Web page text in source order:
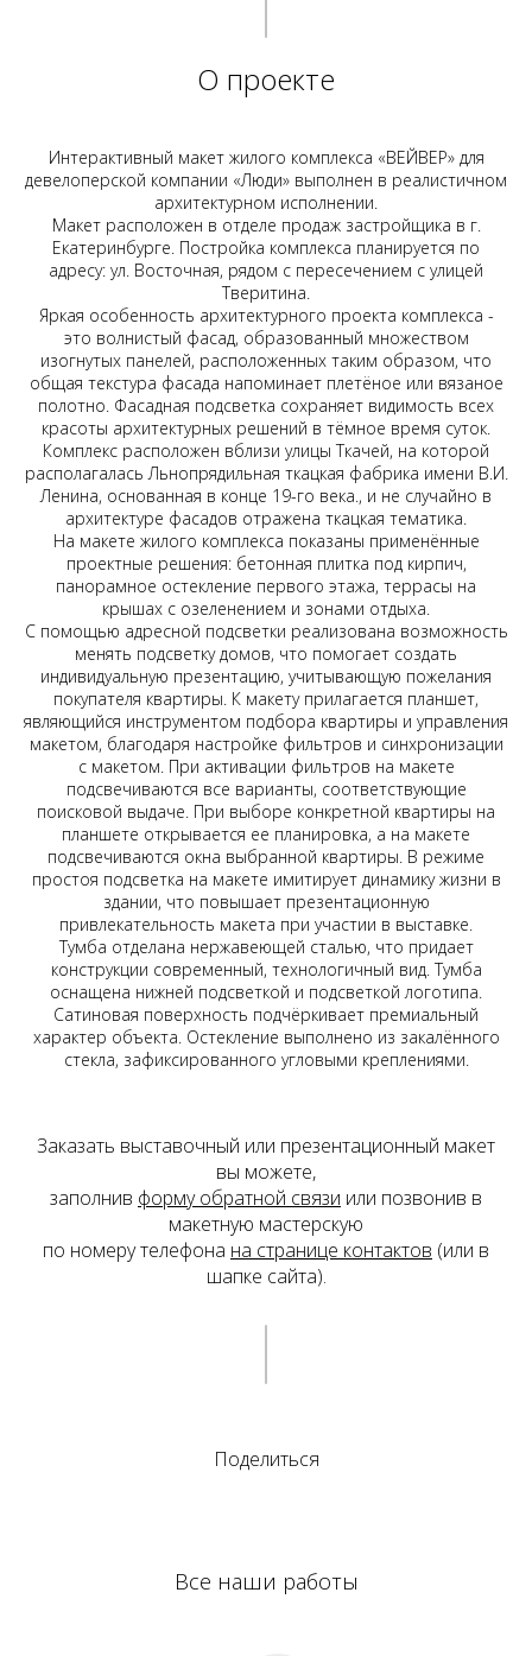
О проекте
Интерактивный макет жилого комплекса «ВЕЙВЕР» для
девелоперской компании «Люди» выполнен в реалистичном
архитектурном исполнении.
Макет расположен в отделе продаж застройщика в г.
Екатеринбурге. Постройка комплекса планируется по
адресу: ул. Восточная, рядом с пересечением с улицей
Тверитина.
Яркая особенность архитектурного проекта комплекса -
это волнистый фасад, образованный множеством
изогнутых панелей, расположенных таким образом, что
общая текстура фасада напоминает плетёное или вязаное
полотно. Фасадная подсветка сохраняет видимость всех
красоты архитектурных решений в тёмное время суток.
Комплекс расположен вблизи улицы Ткачей, на которой
располагалась Льнопрядильная ткацкая фабрика имени В.И.
Ленина, основанная в конце 19-го века., и не случайно в
архитектуре фасадов отражена ткацкая тематика.
На макете жилого комплекса показаны применённые
проектные решения: бетонная плитка под кирпич,
панорамное остекление первого этажа, террасы на
крышах с озеленением и зонами отдыха.
С помощью адресной подсветки реализована возможность
менять подсветку домов, что помогает создать
индивидуальную презентацию, учитывающую пожелания
покупателя квартиры. К макету прилагается планшет,
являющийся инструментом подбора квартиры и управления
макетом, благодаря настройке фильтров и синхронизации
с макетом. При активации фильтров на макете
подсвечиваются все варианты, соответствующие
поисковой выдаче. При выборе конкретной квартиры на
планшете открывается ее планировка, а на макете
подсвечиваются окна выбранной квартиры. В режиме
простоя подсветка на макете имитирует динамику жизни в
здании, что повышает презентационную
привлекательность макета при участии в выставке.
Тумба отделана нержавеющей сталью, что придает
конструкции современный, технологичный вид. Тумба
оснащена нижней подсветкой и подсветкой логотипа.
Сатиновая поверхность подчёркивает премиальный
характер объекта. Остекление выполнено из закалённого
стекла, зафиксированного угловыми креплениями.
Заказать выставочный или презентационный макет
вы можете,
заполнив форму обратной связи или позвонив в
макетную мастерскую
по номеру телефона на странице контактов (или в
шапке сайта).
Поделиться
Все наши работы